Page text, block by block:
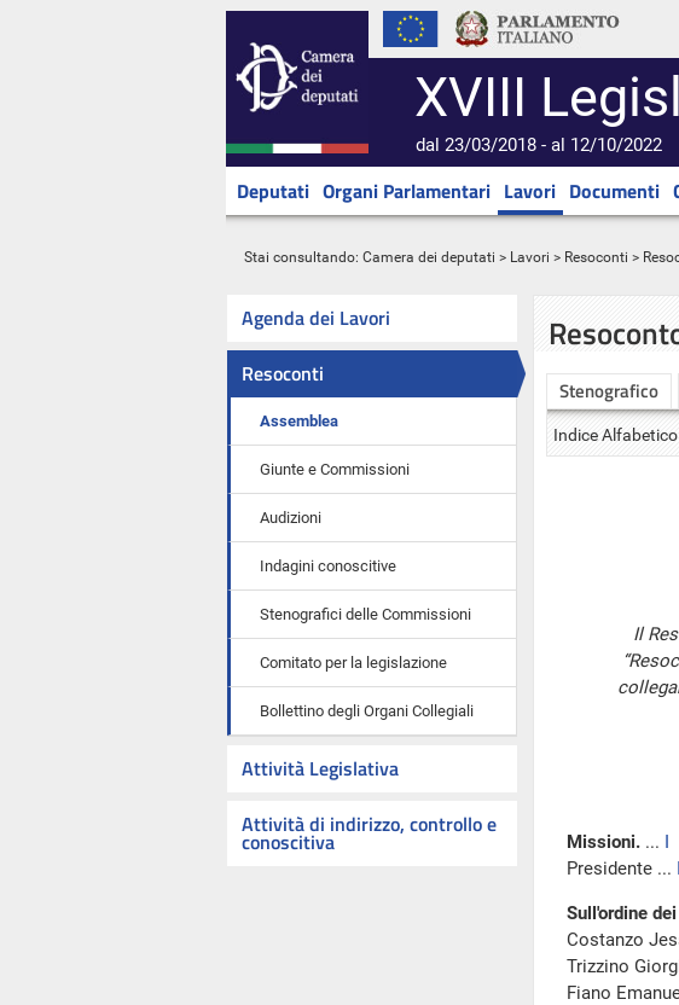
XVIII
dal 23/03/2018 - al 12/10/2022
Deputati Organi Parlamentari Lavori Documenti
Stai consultando: Camera dei deputati > Lavori > Resoconti >
Agenda dei Lavori
Resoconti
Assemblea
Giunte e Commissioni
Audizioni
Indagini conoscitive
Stenografici delle Commissioni
Comitato per la legislazione
Bollettino degli Organi Collegiali
Attività Legislativa
Attività di indirizzo, controllo e
conoscitiva
Stenografico
Indice Alfabetico
Il
Missioni. ... I
Presidente ... I
Sull'ordine
Costanzo
Trizzino
Fiano